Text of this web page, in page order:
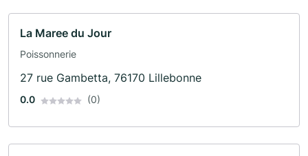
La Maree du Jour
Poissonnerie
27 rue Gambetta, 76170 Lillebonne
0.0 (0)